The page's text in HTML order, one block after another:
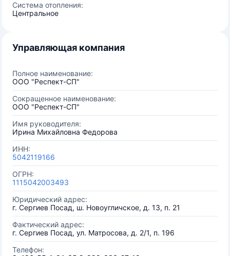
Система отопления:
Центральное
Управляющая компания
Полное наименование:
ООО "Респект-СП"
Сокращенное наименование:
ООО "Респект-СП"
Имя руководителя:
Ирина Михайловна Федорова
ИНН:
5042119166
ОГРН:
1115042003493
Юридический адрес:
г. Сергиев Посад, ш. Новоугличское, д. 13, п. 21
Фактический адрес:
г. Сергиев Посад, ул. Матросова, д. 2/1, п. 196
Телефон: